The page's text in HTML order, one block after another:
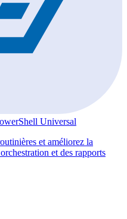
Universal
et améliorez la
et des rapports